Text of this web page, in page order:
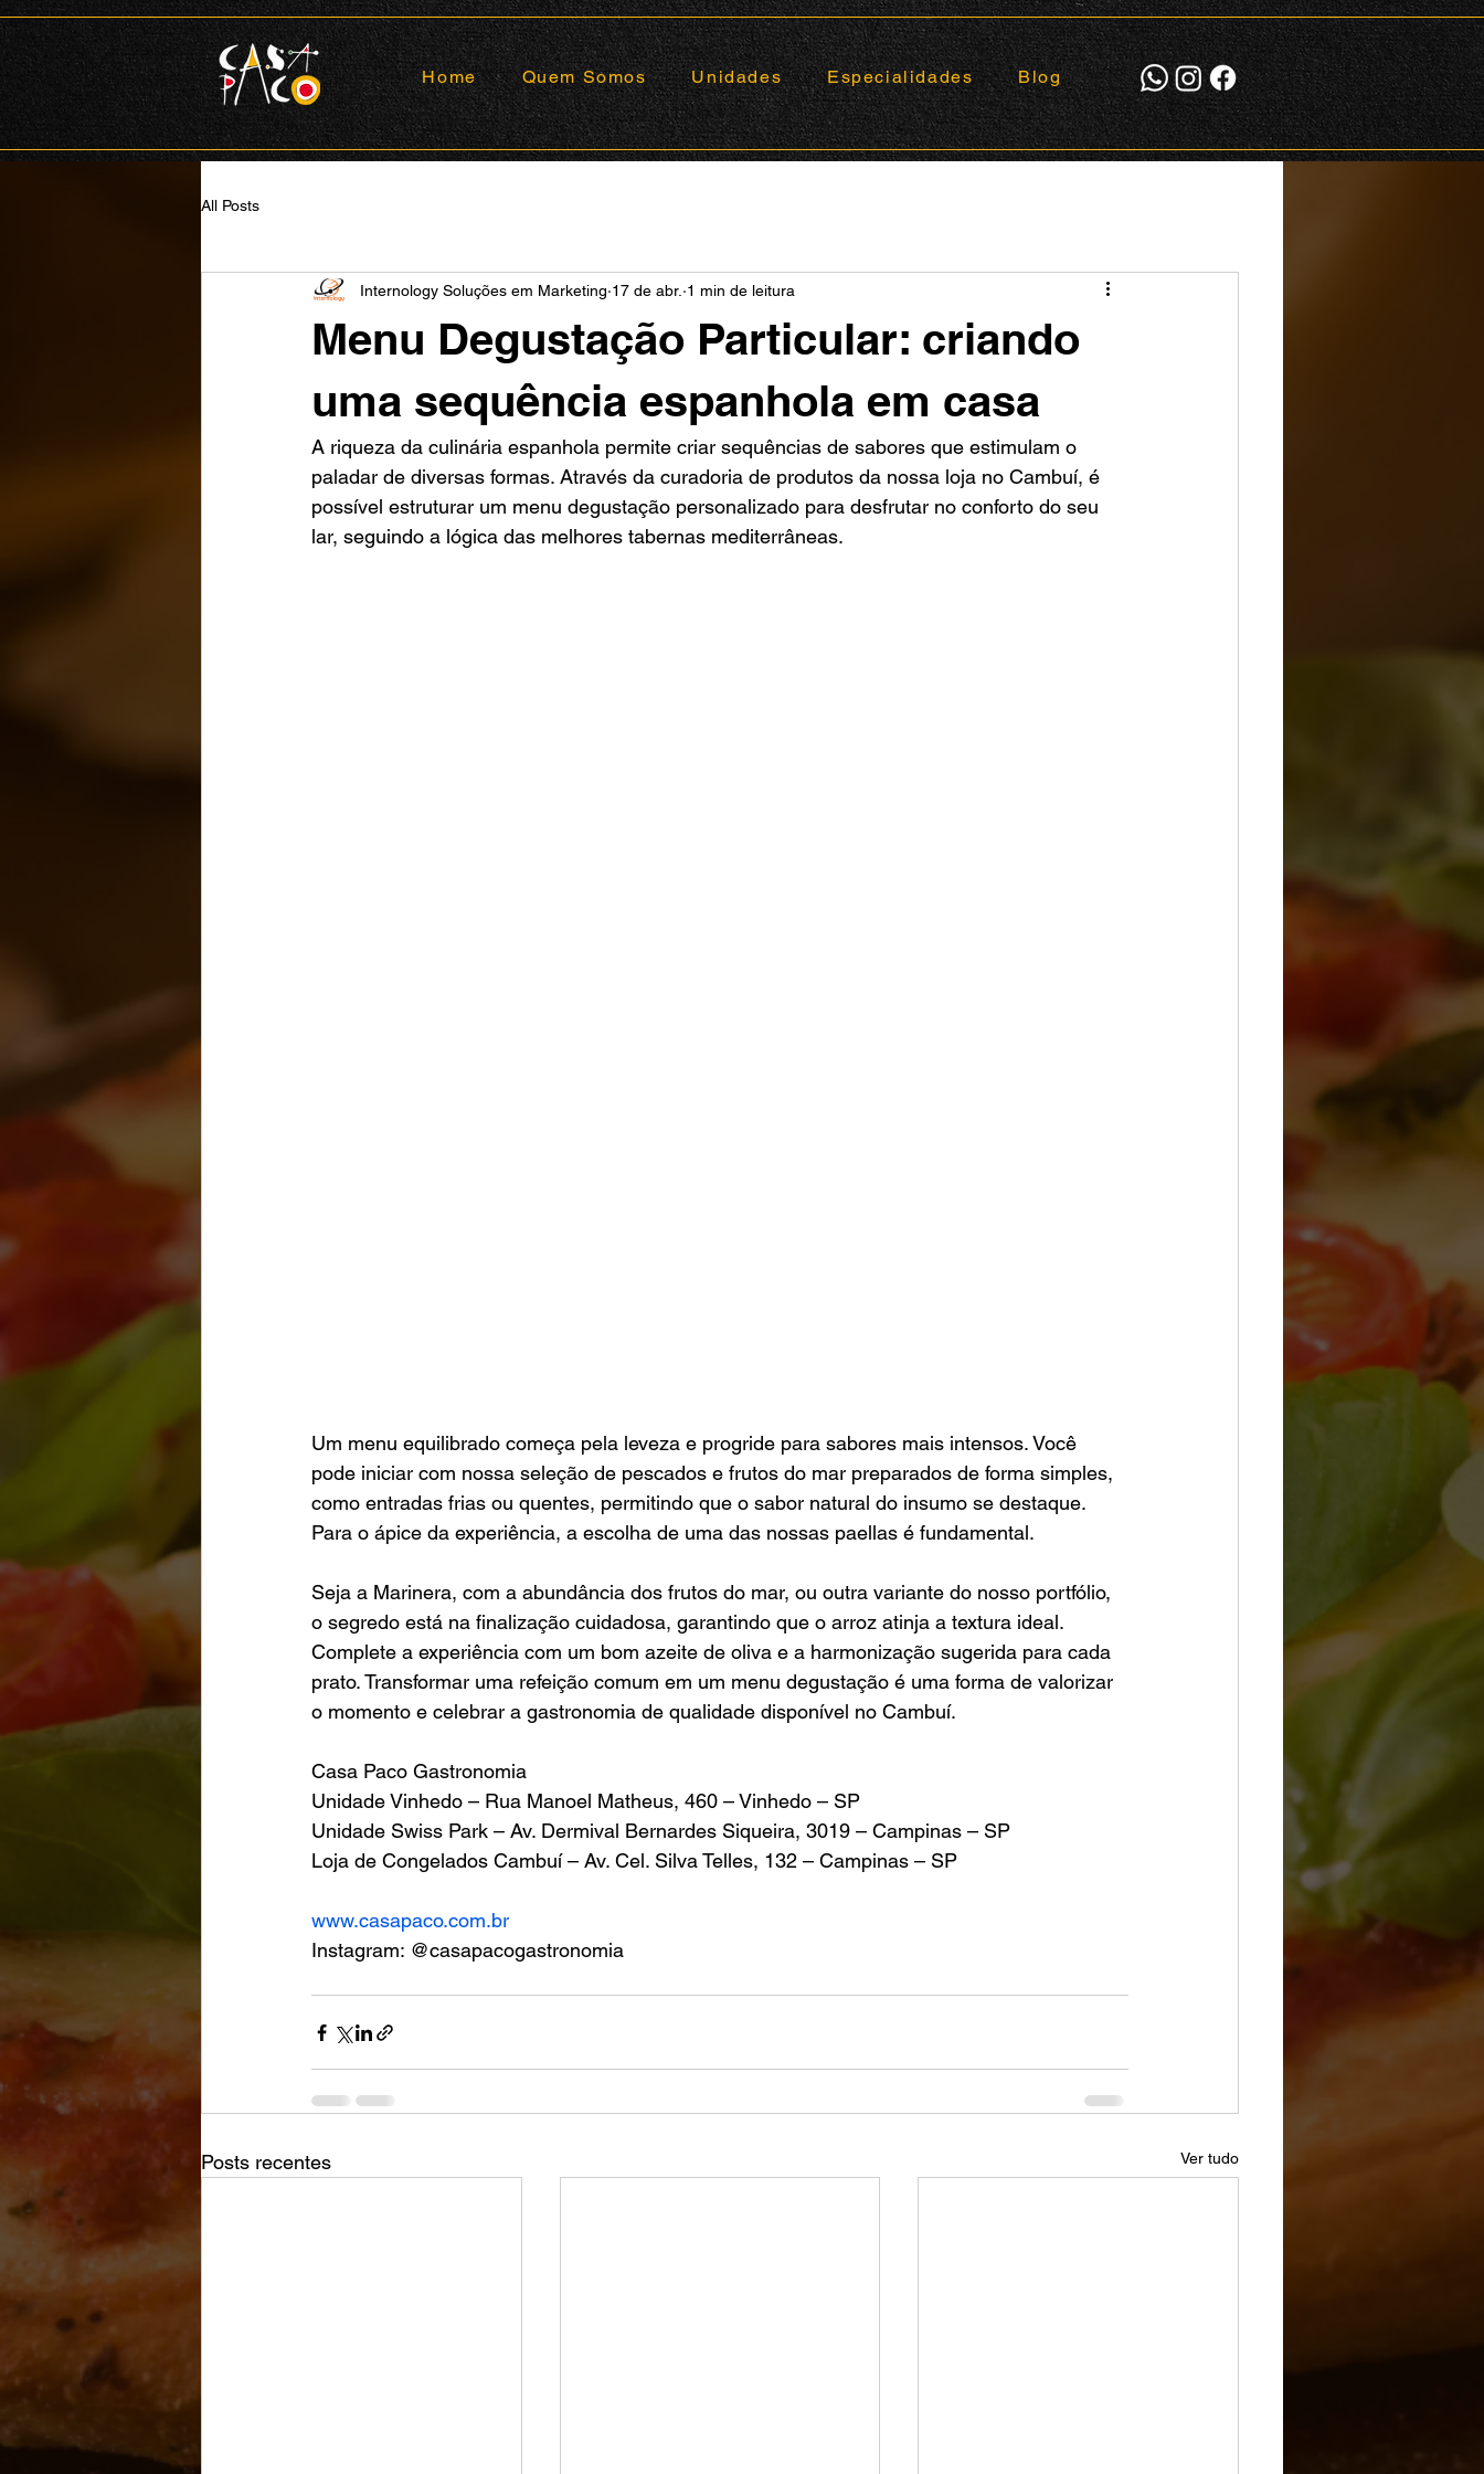
Home Quem Somos Unidades Especialidades Blog
All Posts
Menu Degustação Particular: criando
uma sequência espanhola em casa
Internology Soluções em Marketing 17 de abr. 1 min de leitura
A riqueza da culinária espanhola permite criar sequências de sabores que estimulam o
paladar de diversas formas. Através da curadoria de produtos da nossa loja no Cambuí, é
possível estruturar um menu degustação personalizado para desfrutar no conforto do seu
lar, seguindo a lógica das melhores tabernas mediterrâneas.
Um menu equilibrado começa pela leveza e progride para sabores mais intensos. Você
pode iniciar com nossa seleção de pescados e frutos do mar preparados de forma simples,
como entradas frias ou quentes, permitindo que o sabor natural do insumo se destaque.
Para o ápice da experiência, a escolha de uma das nossas paellas é fundamental.
Seja a Marinera, com a abundância dos frutos do mar, ou outra variante do nosso portfólio,
o segredo está na finalização cuidadosa, garantindo que o arroz atinja a textura ideal.
Complete a experiência com um bom azeite de oliva e a harmonização sugerida para cada
prato. Transformar uma refeição comum em um menu degustação é uma forma de valorizar
o momento e celebrar a gastronomia de qualidade disponível no Cambuí.
Casa Paco Gastronomia
Unidade Vinhedo – Rua Manoel Matheus, 460 – Vinhedo – SP
Unidade Swiss Park – Av. Dermival Bernardes Siqueira, 3019 – Campinas – SP
Loja de Congelados Cambuí – Av. Cel. Silva Telles, 132 – Campinas – SP
www.casapaco.com.br
Instagram: @casapacogastronomia
Posts recentes Ver tudo